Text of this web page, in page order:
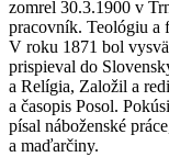
zomrel 30.3.1900 v
pracovník. Teológiu a
V roku 1871 bol
prispieval do
a Relígia, Založil a
a časopis Posol.
písal náboženské
a maďarčiny.